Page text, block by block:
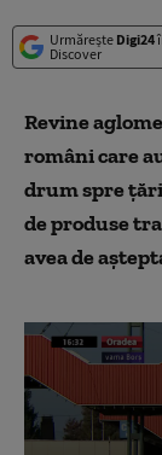
Urmărește Digi24
Discover
Revine
români care
drum spre
de produse
avea de